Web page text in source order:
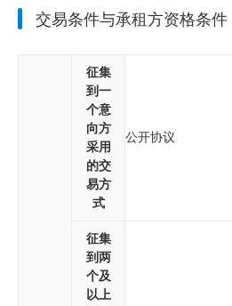
交易条件与承租方资格条件
征集
到一
个意
向方
采用
的交
易方
式
公开协议
征集
到两
个及
以上